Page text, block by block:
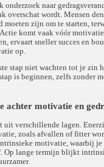
onderzoek naar
overschat wordt. Mensen
moeten zijn om te starten,
komt vaak vóór
ervaart sneller succes en
op.
stap niet wachten tot je zin
is beginnen, zelfs zonder
achter motivatie en
uit verschillende lagen.
zoals afvallen of fitter
motivatie, waarbij je
Op lange termijn blijkt